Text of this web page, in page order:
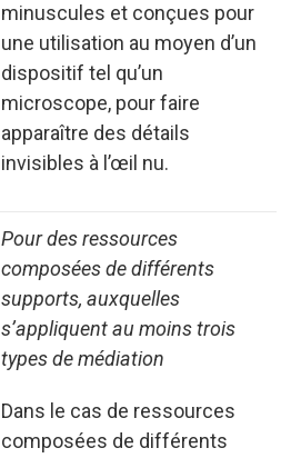
minuscules et conçues pour
une utilisation au moyen d’un
dispositif tel qu’un
microscope, pour faire
apparaître des détails
invisibles à l’œil nu.
Pour des ressources
composées de différents
supports, auxquelles
s’appliquent au moins trois
types de médiation
Dans le cas de ressources
composées de différents